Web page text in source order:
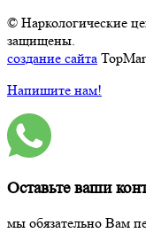
© Наркологические
защищены.
создание сайта
Напишите нам!
Оставьте ваши
мы обязательно Вам